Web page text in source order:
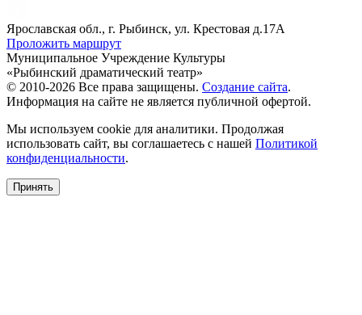
Ярославская обл., г. Рыбинск, ул. Крестовая д.17А
Проложить маршрут
Муниципальное Учреждение Культуры
«Рыбинский драматический театр»
© 2010-2026 Все права защищены. Создание сайта.
Информация на сайте не является публичной офертой.
Мы используем cookie для аналитики. Продолжая
использовать сайт, вы соглашаетесь с нашей Политикой
конфиденциальности.
Принять